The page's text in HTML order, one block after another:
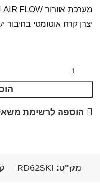
מערכת אוורור MULTI AIR FLOW
יצרן קרח אוטומטי בחיבור
הוספה לרשימת
מק"ט: RD62SKI